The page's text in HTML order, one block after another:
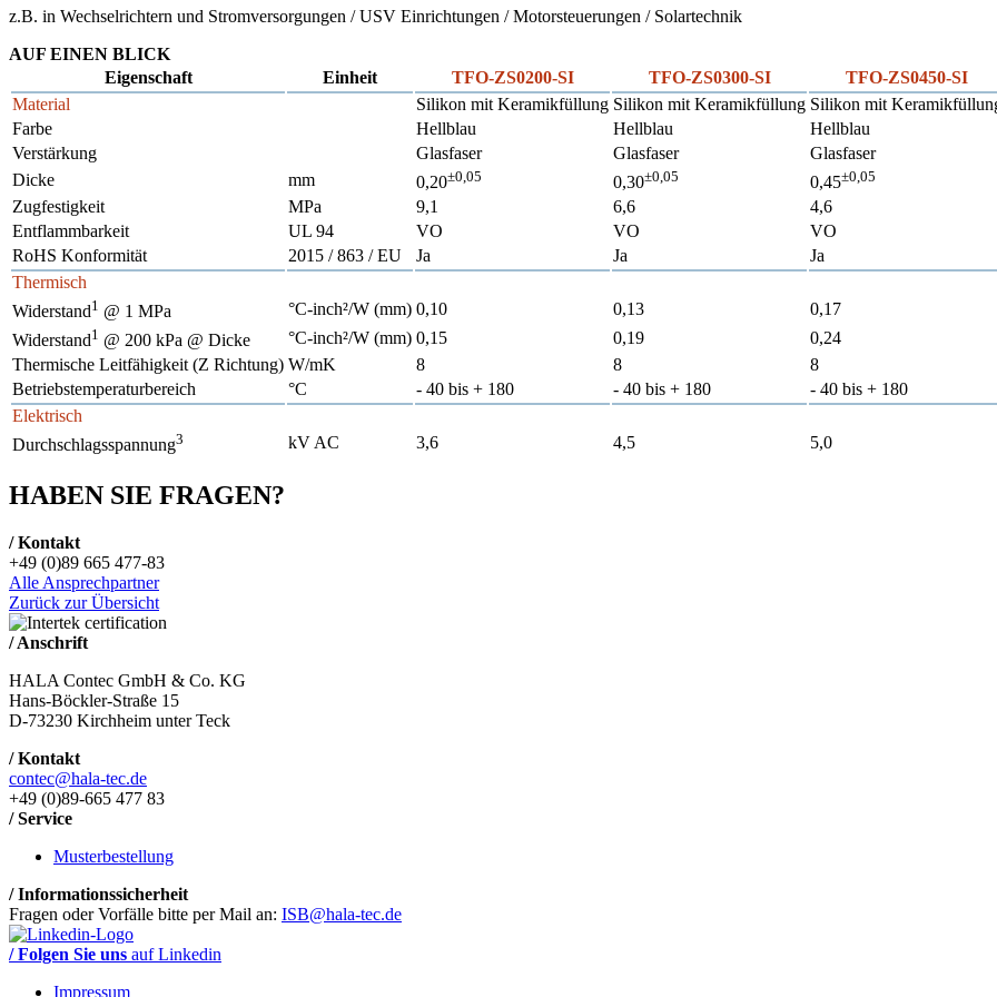
z.B. in Wechselrichtern und Stromversorgungen / USV Einrichtungen / Motorsteuerungen / Solartechnik
AUF EINEN BLICK
Eigenschaft
Einheit TFO-ZS0200-SI TFO-ZS0300-SI
TFO-ZS0450-SI
Material
Silikon mit Keramikfüllung Silikon mit Keramikfüllung Silikon mit
Farbe
Hellblau Hellblau
Hellblau
Verstärkung
Glasfaser Glasfaser
Glasfaser
Dicke
mm 0,20±0,05 0,30±0,05 0,45±0,05
Zugfestigkeit MPa 9,1 6,6
4,6
Entflammbarkeit
UL 94 VO VO
VO
RoHS Konformität
2015 / 863 / EU Ja Ja
Ja
Thermisch
Widerstand1 @ 1 MPa °C-inch²/W (mm) 0,10 0,13
0,17
Widerstand1 @ 200 kPa @ Dicke °C-inch²/W (mm) 0,15 0,19
0,24
Thermische Leitfähigkeit (Z Richtung) W/mK 8 8
8
Betriebstemperaturbereich
°C - 40 bis + 180 - 40 bis + 180
- 40 bis + 180
Elektrisch
Durchschlagsspannung3 kV AC 3,6 4,5 5,0
HABEN SIE FRAGEN?
/ Kontakt
+49 (0)89 665 477-83
Alle Ansprechpartner
Zurück zur Übersicht
/ Anschrift
HALA Contec GmbH & Co. KG
Hans-Böckler-Straße 15
D-73230 Kirchheim unter Teck
/ Kontakt
contec@hala-tec.de
+49 (0)89-665 477 83
/ Service
Musterbestellung
/ Informationssicherheit
Fragen oder Vorfälle bitte per Mail an: ISB@hala-tec.de
/ Folgen Sie uns auf Linkedin
Impressum